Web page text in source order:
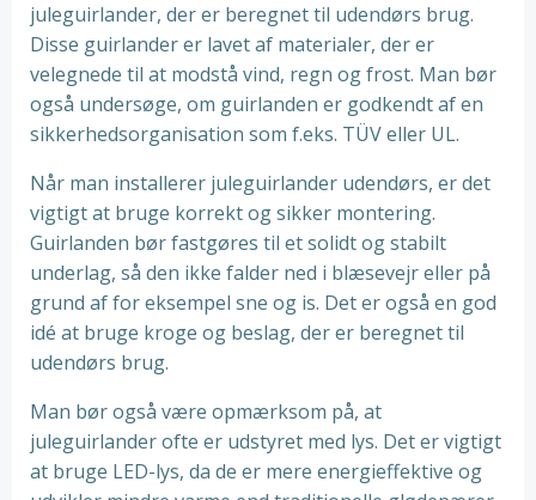
juleguirlander, der er beregnet til udendørs brug.
Disse guirlander er lavet af materialer, der er
velegnede til at modstå vind, regn og frost. Man bør
også undersøge, om guirlanden er godkendt af en
sikkerhedsorganisation som f.eks. TÜV eller UL.
Når man installerer juleguirlander udendørs, er det
vigtigt at bruge korrekt og sikker montering.
Guirlanden bør fastgøres til et solidt og stabilt
underlag, så den ikke falder ned i blæsevejr eller på
grund af for eksempel sne og is. Det er også en god
idé at bruge kroge og beslag, der er beregnet til
udendørs brug.
Man bør også være opmærksom på, at
juleguirlander ofte er udstyret med lys. Det er vigtigt
at bruge LED-lys, da de er mere energieffektive og